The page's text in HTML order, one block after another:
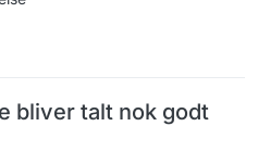
bliver talt nok godt